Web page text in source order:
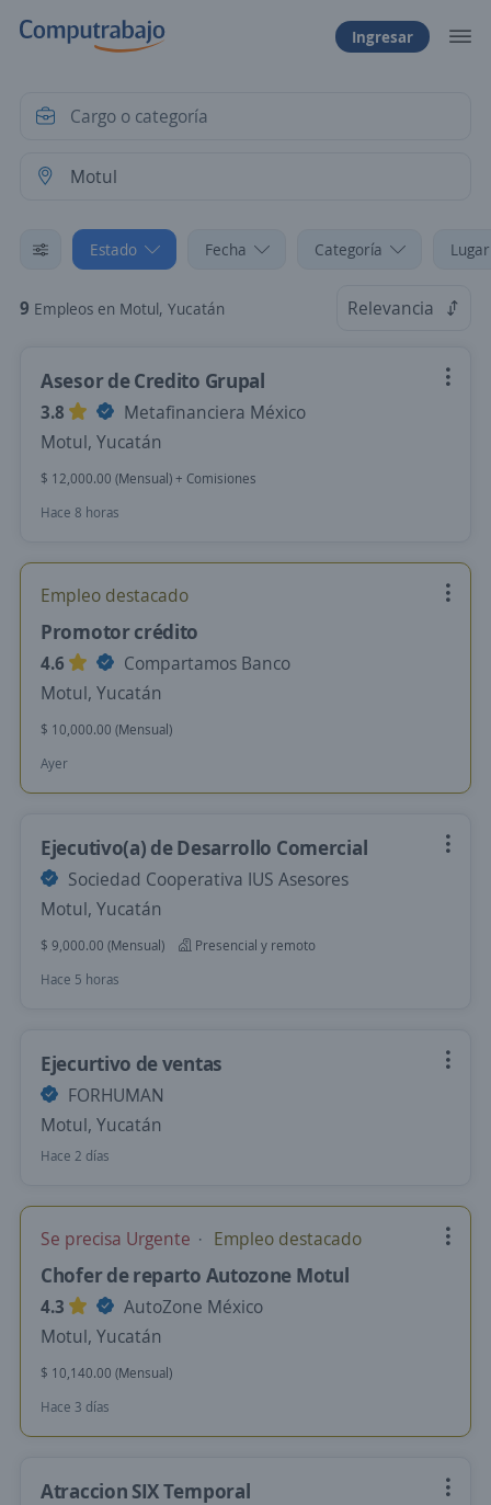
Ingresar
Estado Fecha Categoría
9 Empleos en Motul, Yucatán Relevancia
Asesor de Credito Grupal
3.8
Metafinanciera México
Motul, Yucatán
$ 12,000.00 (Mensual) + Comisiones
Hace 8 horas
Empleo destacado
Promotor crédito
4.6
Compartamos Banco
Motul, Yucatán
$ 10,000.00 (Mensual)
Ayer
Ejecutivo(a) de Desarrollo Comercial
Sociedad Cooperativa IUS Asesores
Motul, Yucatán
$ 9,000.00 (Mensual)
Presencial y remoto
Hace 5 horas
Ejecurtivo de ventas
FORHUMAN
Motul, Yucatán
Hace 2 días
Se precisa Urgente Empleo destacado
Chofer de reparto Autozone Motul
4.3
AutoZone México
Motul, Yucatán
$ 10,140.00 (Mensual)
Hace 3 días
Atraccion SIX Temporal